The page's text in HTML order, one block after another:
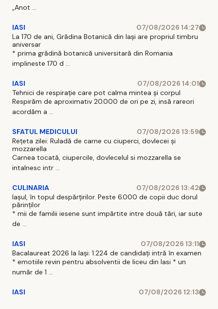
„Anot ...
IASI
07/08/2026 14:27
La 170 de ani, Grădina Botanică din Iași are propriul timbru
aniversar
* prima grădină botanică universitară din Romania
implineste 170 d ...
IASI
07/08/2026 14:01
Tehnici de respirație care pot calma mintea și corpul
Respirăm de aproximativ 20.000 de ori pe zi, insă rareori
acordăm a ...
SFATUL MEDICULUI
07/08/2026 13:59
Rețeta zilei: Ruladă de carne cu ciuperci, dovlecei și
mozzarella
Carnea tocată, ciupercile, dovlecelul si mozzarella se
intalnesc intr ...
CULINARIA
07/08/2026 13:42
Iașul, în topul despărțirilor. Peste 6.000 de copii duc dorul
părinților
* mii de familii iesene sunt impărtite intre două tări, iar sute
de ...
IASI
07/08/2026 13:11
Bacalaureat 2026 la Iași: 1.224 de candidați intră în examen
* emotiile revin pentru absolventii de liceu din Iasi * un
număr de 1 ...
IASI 07/08/2026 12:13